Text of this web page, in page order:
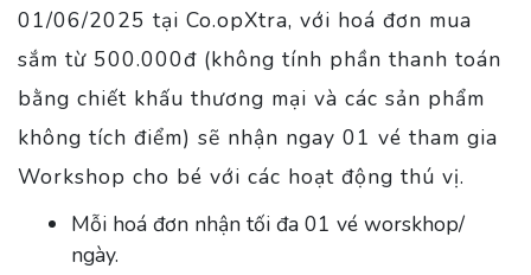
01/06/2025 tại Co.opXtra, với hoá đơn mua
sắm từ 500.000đ (không tính phần thanh toán
bằng chiết khấu thương mại và các sản phẩm
không tích điểm) sẽ nhận ngay 01 vé tham gia
Workshop cho bé với các hoạt động thú vị.
Mỗi hoá đơn nhận tối đa 01 vé worskhop/
ngày.